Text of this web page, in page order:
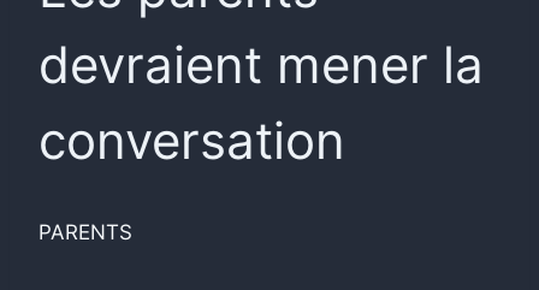
devraient mener la
conversation
PARENTS